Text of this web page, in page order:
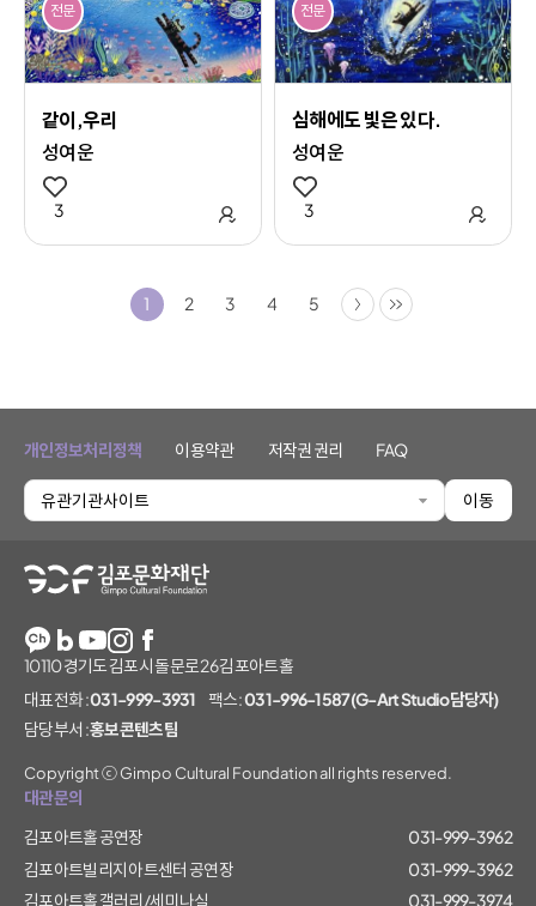
전문
같이,우리
성여운
3 관심 작품 추가
전문
심해에도 빛은 있다.
성여운
3
1 2 3 4 5 다음 마지막
개인정보처리정책 이용약관 저작권 권리 FAQ
유관기관사이트 이동
10110 경기도 김포시 돌문로 26 김포아트홀
대표전화 :031-999-3931 팩스 :031-996-1587(G-Art Studio담당자)
담당부서 :홍보콘텐츠팀
Copyright ⓒ Gimpo Cultural Foundation all rights reserved.
대관문의
김포아트홀 공연장
031-999-3962
김포아트빌리지 아트센터 공연장
031-999-3962
김포아트홀 갤러리/세미나실
031-999-3974